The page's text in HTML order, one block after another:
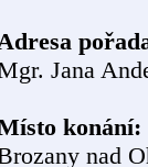
Jana
konání:
nad